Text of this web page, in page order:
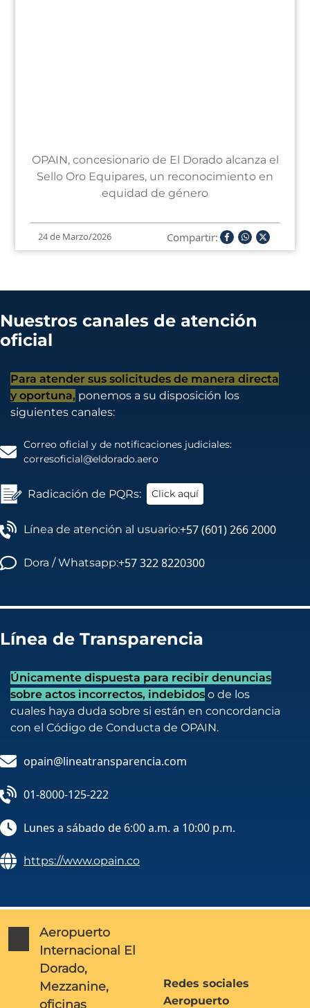
OPAIN, concesionario de El Dorado alcanza el
Sello Oro Equipares, un reconocimiento en
equidad de género
24 de Marzo/2026 Compartir:
Nuestros canales de atención
oficial
Para atender sus solicitudes de manera directa
y oportuna, ponemos a su disposición los
siguientes canales:
Correo oficial y de notificaciones judiciales:
corresoficial@eldorado.aero
Radicación de PQRs: Click aquí
Línea de atención al usuario:+57 (601) 266 2000
Dora / Whatsapp:+57 322 8220300
Línea de Transparencia
Únicamente dispuesta para recibir denuncias
sobre actos incorrectos, indebidos o de los
cuales haya duda sobre si están en concordancia
con el Código de Conducta de OPAIN.
opain@lineatransparencia.com
01-8000-125-222
Lunes a sábado de 6:00 a.m. a 10:00 p.m.
https://www.opain.co
Aeropuerto
Internacional El
Dorado,
Mezzanine,
oficinas
Redes sociales
Aeropuerto